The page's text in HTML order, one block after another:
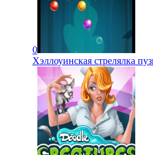
0
Хэллоуинская стрелялка